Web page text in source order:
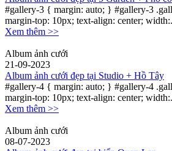
#gallery-3 { margin: auto; } #gallery-3
margin-top: 10px; text-align: center;
Xem thêm >>
Album ảnh cưới
21-09-2023
Album ảnh cưới đẹp tại Studio + Hồ Tây
#gallery-4 { margin: auto; } #gallery-4
margin-top: 10px; text-align: center;
Xem thêm >>
Album ảnh cưới
08-07-2023